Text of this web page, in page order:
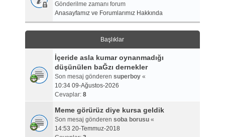
Gönderilme zamanı forum
Anasayfamız ve Forumlarımız Hakkında
Başlıklar
İçeride asla kumar oynanmadığı
düşünülen baĞzı dernekler
Son mesaj gönderen superboy«
10:34 09-Ağustos-2026
Cevaplar: 8
Meme görürüz diye kursa geldik
Son mesaj gönderen soba borusu«
14:53 20-Temmuz-2018